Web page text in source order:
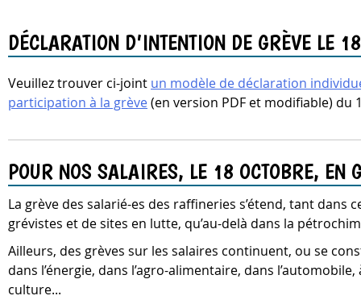
DÉCLARATION D’INTENTION DE GRÈVE LE
Veuillez trouver ci-joint un modèle de déclaration
participation à la grève(en version PDF et modifiable) du
POUR NOS SALAIRES, LE 18 OCTOBRE, EN
La grève des salarié-es des raffineries s’étend, tant dans
grévistes et de sites en lutte, qu’au-delà dans la
Ailleurs, des grèves sur les salaires continuent, ou se
dans l’énergie, dans l’agro-alimentaire, dans
culture...